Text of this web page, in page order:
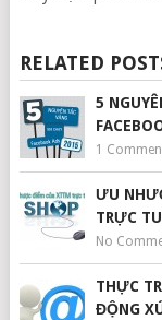
RELATED
5
1
ƯU
TRỰC
No
THỰC
ĐỘNG